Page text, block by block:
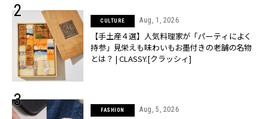
CULTURE Aug, 1, 2026
【手土産４選】人気料理家が「パーティによく
持参」見栄えも味わいもお墨付きの老舗の名物
とは？ | CLASSY.[クラッシィ]
FASHION Aug, 5, 2026